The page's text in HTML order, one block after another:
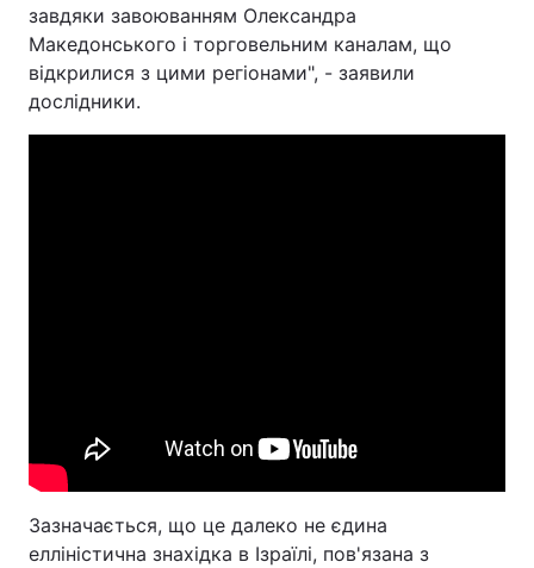
завдяки завоюванням Олександра
Македонського і торговельним каналам, що
відкрилися з цими регіонами", - заявили
дослідники.
Зазначається, що це далеко не єдина
елліністична знахідка в Ізраїлі, пов'язана з